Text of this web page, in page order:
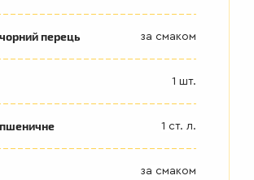
перець за смаком
1 шт.
1 ст. л.
за смаком